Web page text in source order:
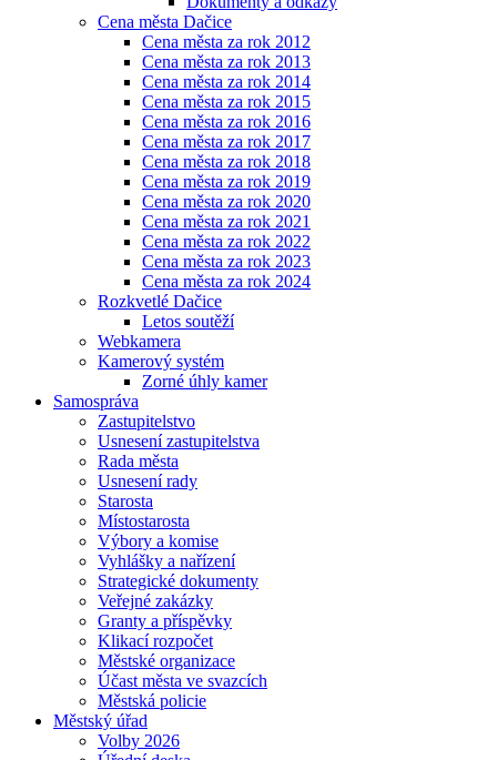
Cena města Dačice
Cena města za rok 2012
Cena města za rok 2013
Cena města za rok 2014
Cena města za rok 2015
Cena města za rok 2016
Cena města za rok 2017
Cena města za rok 2018
Cena města za rok 2019
Cena města za rok 2020
Cena města za rok 2021
Cena města za rok 2022
Cena města za rok 2023
Cena města za rok 2024
Rozkvetlé Dačice
Letos soutěží
Webkamera
Kamerový systém
Zorné úhly kamer
Samospráva
Zastupitelstvo
Usnesení zastupitelstva
Rada města
Usnesení rady
Starosta
Místostarosta
Výbory a komise
Vyhlášky a nařízení
Strategické dokumenty
Veřejné zakázky
Granty a příspěvky
Klikací rozpočet
Městské organizace
Účast města ve svazcích
Městská policie
Městský úřad
Volby 2026